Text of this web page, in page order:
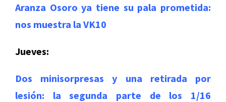
Aranza Osoro ya tiene su pala prometida:
nos muestra la VK10
Jueves:
Dos minisorpresas y una retirada por
lesión: la segunda parte de los 1/16